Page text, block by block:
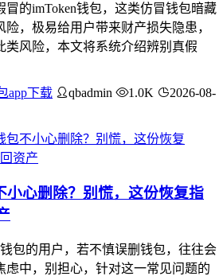
冒的imToken钱包，这类仿冒钱包暗藏
险，极易给用户带来财产损失隐患，
类风险，本文将系统介绍辨别真假
app下载 qbadmin 1.0K
2026-08-
小心删除？别慌，这份恢复指
包的用户，若不慎误删钱包，往往会
虑中，别担心，针对这一常见问题的